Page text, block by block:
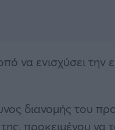
ενισχύσει την
διανομής του
προκειμένου